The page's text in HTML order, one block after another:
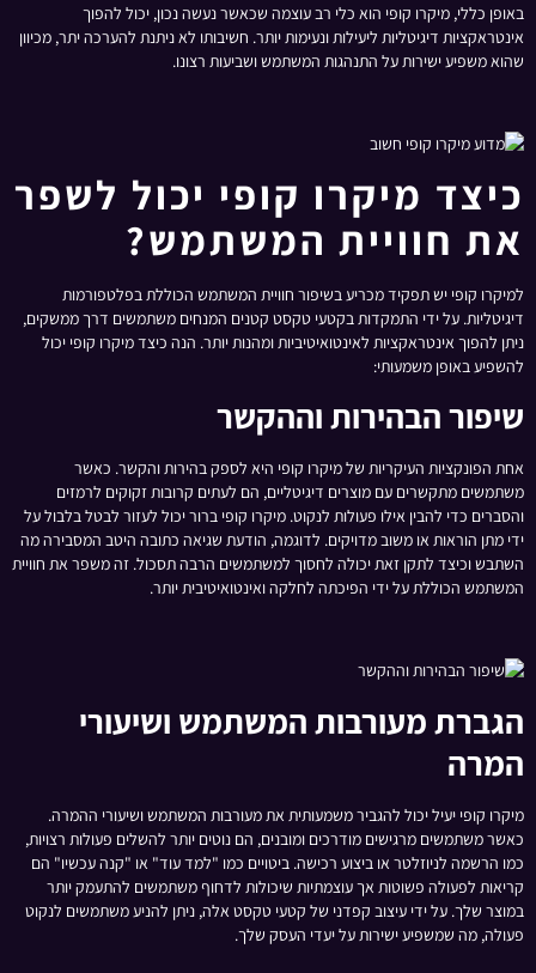
באופן כללי, מיקרו קופי הוא כלי רב עוצמה שכאשר נעשה נכון, יכול להפוך
אינטראקציות דיגיטליות ליעילות ונעימות יותר. חשיבותו לא ניתנת להערכה יתר, מכיוון
שהוא משפיע ישירות על התנהגות המשתמש ושביעות רצונו.
כיצד מיקרו קופי יכול לשפר
את חוויית המשתמש?
למיקרו קופי יש תפקיד מכריע בשיפור חוויית המשתמש הכוללת בפלטפורמות
דיגיטליות. על ידי התמקדות בקטעי טקסט קטנים המנחים משתמשים דרך ממשקים,
ניתן להפוך אינטראקציות לאינטואיטיביות ומהנות יותר. הנה כיצד מיקרו קופי יכול
להשפיע באופן משמעותי:
שיפור הבהירות וההקשר
אחת הפונקציות העיקריות של מיקרו קופי היא לספק בהירות והקשר. כאשר
משתמשים מתקשרים עם מוצרים דיגיטליים, הם לעתים קרובות זקוקים לרמזים
והסברים כדי להבין אילו פעולות לנקוט. מיקרו קופי ברור יכול לעזור לבטל בלבול על
ידי מתן הוראות או משוב מדויקים. לדוגמה, הודעת שגיאה כתובה היטב המסבירה מה
השתבש וכיצד לתקן זאת יכולה לחסוך למשתמשים הרבה תסכול. זה משפר את חוויית
המשתמש הכוללת על ידי הפיכתה לחלקה ואינטואיטיבית יותר.
הגברת מעורבות המשתמש ושיעורי
המרה
מיקרו קופי יעיל יכול להגביר משמעותית את מעורבות המשתמש ושיעורי ההמרה.
כאשר משתמשים מרגישים מודרכים ומובנים, הם נוטים יותר להשלים פעולות רצויות,
כמו הרשמה לניוזלטר או ביצוע רכישה. ביטויים כמו "למד עוד" או "קנה עכשיו" הם
קריאות לפעולה פשוטות אך עוצמתיות שיכולות לדחוף משתמשים להתעמק יותר
במוצר שלך. על ידי עיצוב קפדני של קטעי טקסט אלה, ניתן להניע משתמשים לנקוט
פעולה, מה שמשפיע ישירות על יעדי העסק שלך.